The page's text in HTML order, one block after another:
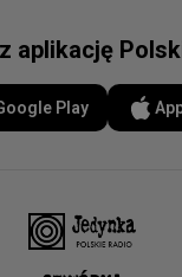
aplikację
Play